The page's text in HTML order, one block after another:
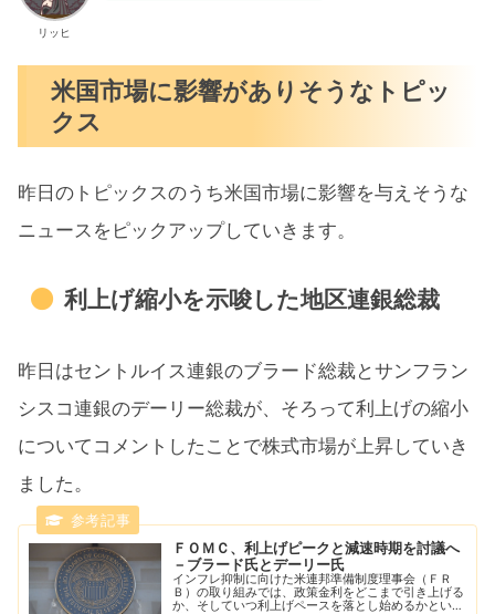
リッヒ
米国市場に影響がありそうなトピッ
クス
昨日のトピックスのうち米国市場に影響を与えそうな
ニュースをピックアップしていきます。
利上げ縮小を示唆した地区連銀総裁
昨日はセントルイス連銀のブラード総裁とサンフラン
シスコ連銀のデーリー総裁が、そろって利上げの縮小
についてコメントしたことで株式市場が上昇していき
ました。
ＦＯＭＣ、利上げピークと減速時期を討議へ
－ブラード氏とデーリー氏
インフレ抑制に向けた米連邦準備制度理事会（ＦＲ
Ｂ）の取り組みでは、政策金利をどこまで引き上げる
か、そしていつ利上げペースを落とし始めるかという